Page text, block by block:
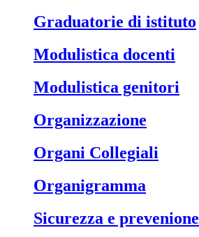
Graduatorie di istituto
Modulistica docenti
Modulistica genitori
Organizzazione
Organi Collegiali
Organigramma
Sicurezza e prevenione